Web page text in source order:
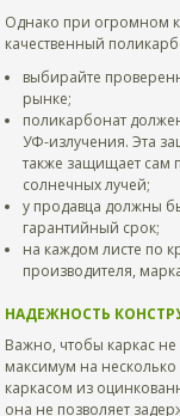
Однако при огромном
качественный
выбирайте
рынке;
поликарбонат
УФ-излучения. Эта
также защищает сам
солнечных лучей;
у продавца должны
гарантийный срок;
на каждом листе по
производителя,
НАДЕЖНОСТЬ
Важно, чтобы каркас
максимум на несколько
каркасом из
она не позволяет